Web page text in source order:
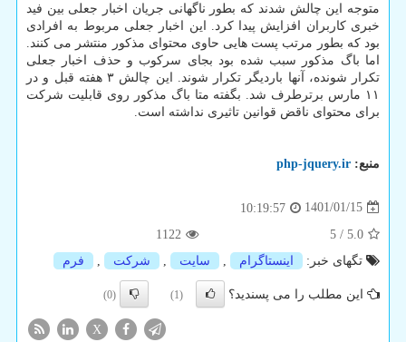
متوجه این چالش شدند که بطور ناگهانی جریان اخبار جعلی بین فید
خبری کاربران افزایش پیدا کرد. این اخبار جعلی مربوط به افرادی
بود که بطور مرتب پست هایی حاوی محتوای مذکور منتشر می کنند.
اما باگ مذکور سبب شده بود بجای سرکوب و حذف اخبار جعلی
تکرار شونده، آنها باردیگر تکرار شوند. این چالش ۳ هفته قبل و در
۱۱ مارس برترطرف شد. بگفته متا باگ مذکور روی قابلیت شرکت
برای محتوای ناقض قوانین تاثیری نداشته است.
منبع: php-jquery.ir
1401/01/15
10:19:57
5.0
/
5
1122
تگهای خبر:
اینستاگرام , سایت , شركت , فرم
این مطلب را می پسندید؟ (1)
(0)
X